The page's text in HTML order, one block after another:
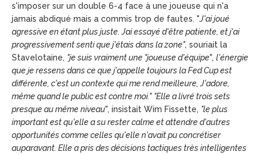
s'imposer sur un double 6-4 face à une joueuse qui n'a
jamais abdiqué mais a commis trop de fautes. "J'ai joué
agressive en étant plus juste. Jai essayé d'être patiente, et j'ai
progressivement senti que j'étais dans la zone", souriait la
Stavelotaine, "je suis vraiment une "joueuse d'équipe", l'énergie
que je ressens dans ce que j'appelle toujours la Fed Cup est
différente, c'est un contexte qui me rend meilleure, J'adore,
même quand le public est contre moi." "Elle a livré trois sets
presque au même niveau", insistait Wim Fissette, "le plus
important est qu'elle a su rester calme et attendre d'autres
opportunités comme celles qu'elle n'avait pu concrétiser
auparavant. Elle a pris des décisions tactiques très intelligentes